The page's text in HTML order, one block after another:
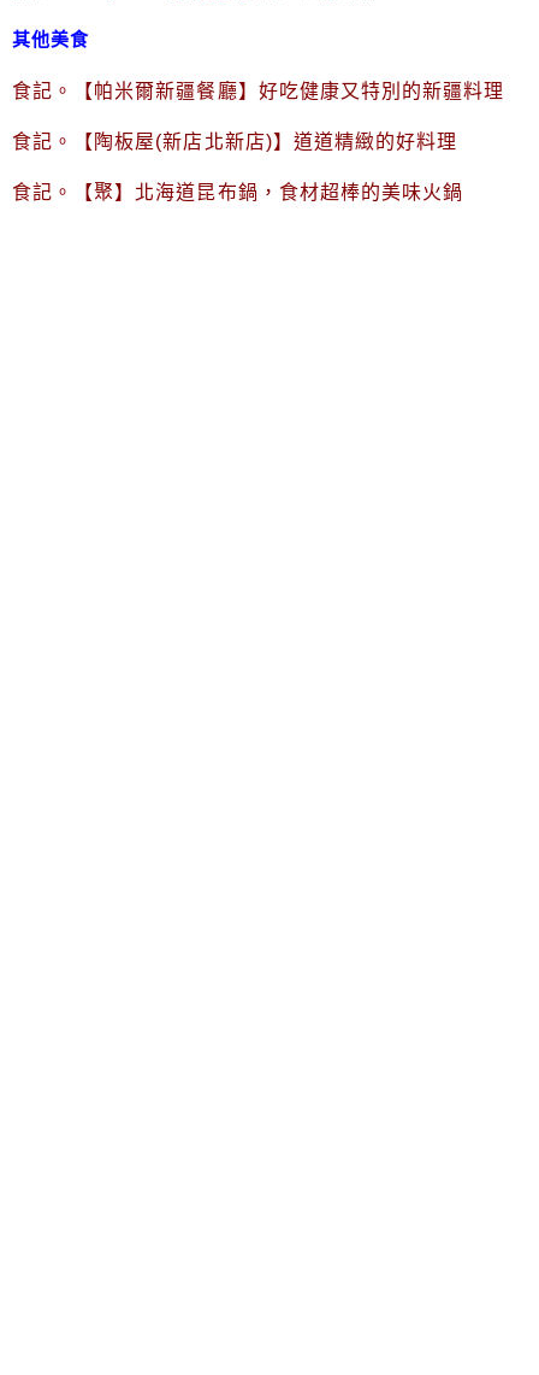
其他美食
食記。【帕米爾新疆餐廳】好吃健康又特別的新疆料理
食記。【陶板屋(新店北新店)】道道精緻的好料理
食記。【聚】北海道昆布鍋，食材超棒的美味火鍋